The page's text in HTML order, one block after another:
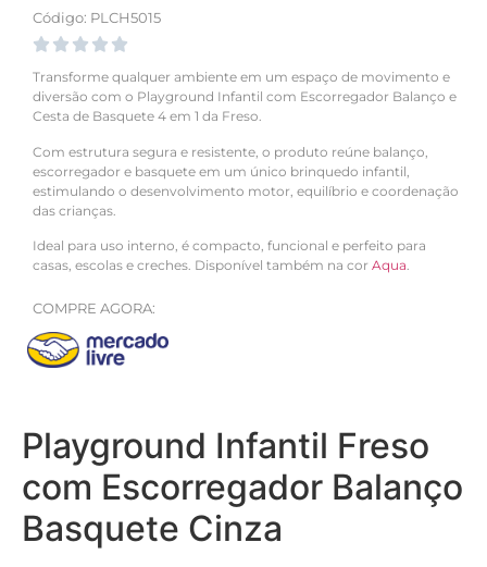
Código: PLCH5015
    
Transforme qualquer ambiente em um espaço de movimento e
diversão com o Playground Infantil com Escorregador Balanço e
Cesta de Basquete 4 em 1 da Freso.
Com estrutura segura e resistente, o produto reúne balanço,
escorregador e basquete em um único brinquedo infantil,
estimulando o desenvolvimento motor, equilíbrio e coordenação
das crianças.
Ideal para uso interno, é compacto, funcional e perfeito para
casas, escolas e creches. Disponível também na cor Aqua
COMPRE AGORA:
Playground Infantil Freso
com Escorregador Balanço
Basquete Cinza